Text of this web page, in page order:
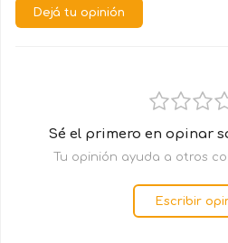
Dejá tu opinión
Sé el primero en opinar
Tu opinión ayuda a otros
Escribir